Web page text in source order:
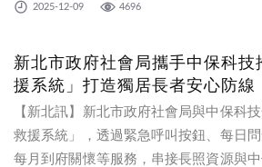
2025-12-09 4696
新北市政府社會局攜手中保科技
援系統」打造獨居長者安心防線
【新北訊】新北市政府社會局與中保科
救援系統」，透過緊急呼叫按鈕、每日
每月到府關懷等服務，串接長照資源與